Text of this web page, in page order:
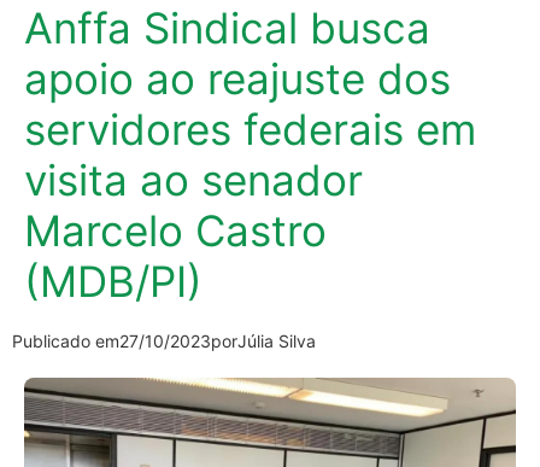
Anffa Sindical busca
apoio ao reajuste dos
servidores federais em
visita ao senador
Marcelo Castro
(MDB/PI)
Publicado em27/10/2023porJúlia Silva